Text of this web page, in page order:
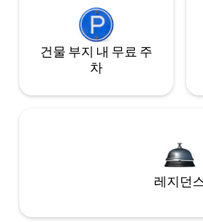
건물 부지 내 무료 주
차
레지던